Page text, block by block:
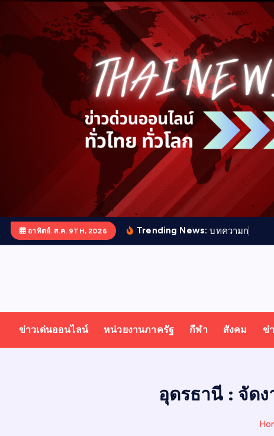
i
p
อาทิตย์. ส.ค. 9TH, 2026 Trending News: บทความก
H
ข่าวเด่นออนไลน์ หน่วยงานภาครัฐ กีฬา สังคม ข่
อุดรธานี : จัด